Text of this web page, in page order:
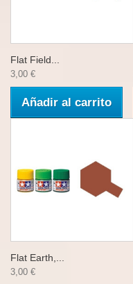
Flat Field...
3,00 €
Añadir al carrito
Flat Earth,...
3,00 €